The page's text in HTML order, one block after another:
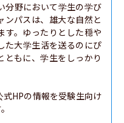
分野において学生の学び
ンパスは、雄大な自然と
す。ゆったりとした穏や
た大学生活を送るのにぴ
ともに、学生をしっかり
HPの情報を受験生向け